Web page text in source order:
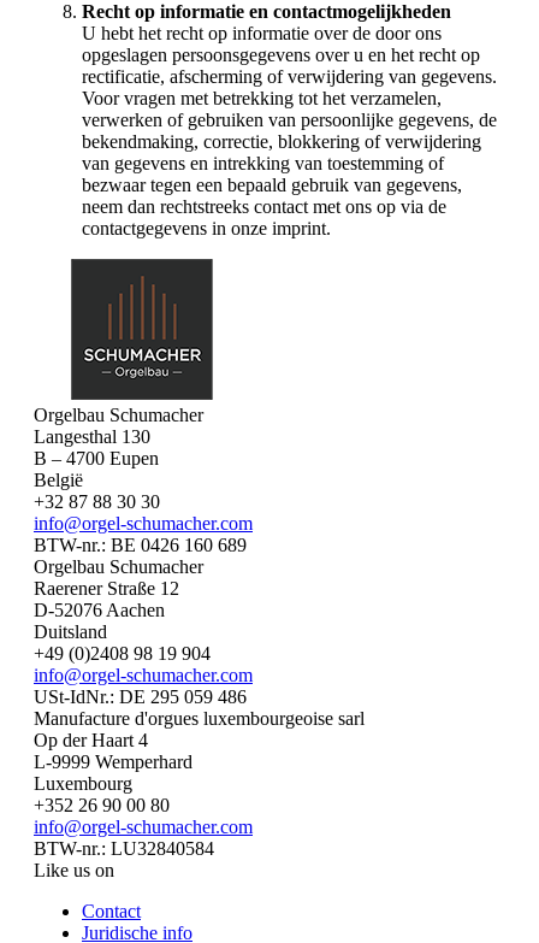
Recht op informatie en contactmogelijkheden
U hebt het recht op informatie over de door ons
opgeslagen persoonsgegevens over u en het recht op
rectificatie, afscherming of verwijdering van gegevens.
Voor vragen met betrekking tot het verzamelen,
verwerken of gebruiken van persoonlijke gegevens, de
bekendmaking, correctie, blokkering of verwijdering
van gegevens en intrekking van toestemming of
bezwaar tegen een bepaald gebruik van gegevens,
neem dan rechtstreeks contact met ons op via de
contactgegevens in onze imprint.
Orgelbau Schumacher
Langesthal 130
B – 4700 Eupen
België
+32 87 88 30 30
info@orgel-schumacher.com
BTW-nr.: BE 0426 160 689
Orgelbau Schumacher
Raerener Straße 12
D-52076 Aachen
Duitsland
+49 (0)2408 98 19 904
info@orgel-schumacher.com
USt-IdNr.: DE 295 059 486
Manufacture d'orgues luxembourgeoise sarl
Op der Haart 4
L-9999 Wemperhard
Luxembourg
+352 26 90 00 80
info@orgel-schumacher.com
BTW-nr.: LU32840584
Like us on
Contact
Juridische info